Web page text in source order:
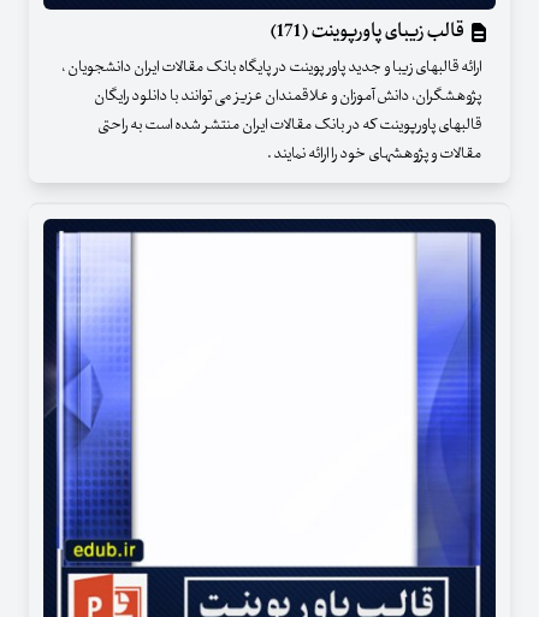
قالب زیبای پاورپوینت (171)
ارائه قالبهای زیبا و جدید پاور پوینت در پایگاه بانک مقالات ایران دانشجویان ،
پژوهشگران، دانش آموزان و علاقمندان عزیز می توانند با دانلود رایگان
قالبهای پاورپوینت که در بانک مقالات ایران منتشر شده است به راحتی
مقالات و پژوهشهای خود را ارائه نمایند .